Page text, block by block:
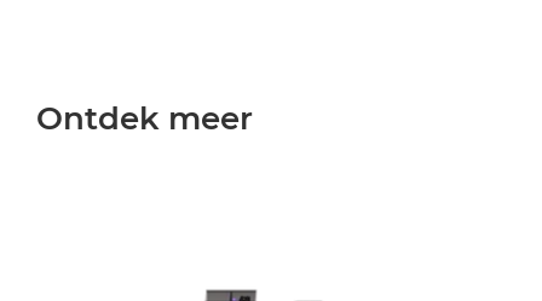
Ontdek meer